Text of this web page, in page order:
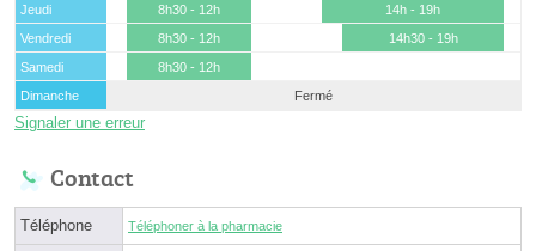
Jeudi
8h30 - 12h
14h - 19h
Vendredi
8h30 - 12h
14h30 - 19h
Samedi
8h30 - 12h
Dimanche
Fermé
Signaler une erreur
Contact
Téléphone Téléphoner à la pharmacie